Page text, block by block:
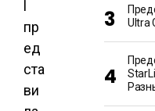
пр
ед
ста
ви
Ultra